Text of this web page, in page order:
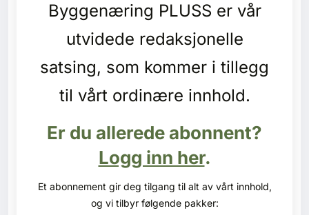
Abonnement Pluss
Byggenæring PLUSS er vår
utvidede redaksjonelle
satsing, som kommer i tillegg
til vårt ordinære innhold.
Er du allerede abonnent?
Logg inn her.
Et abonnement gir deg tilgang til alt av vårt innhold,
og vi tilbyr følgende pakker: